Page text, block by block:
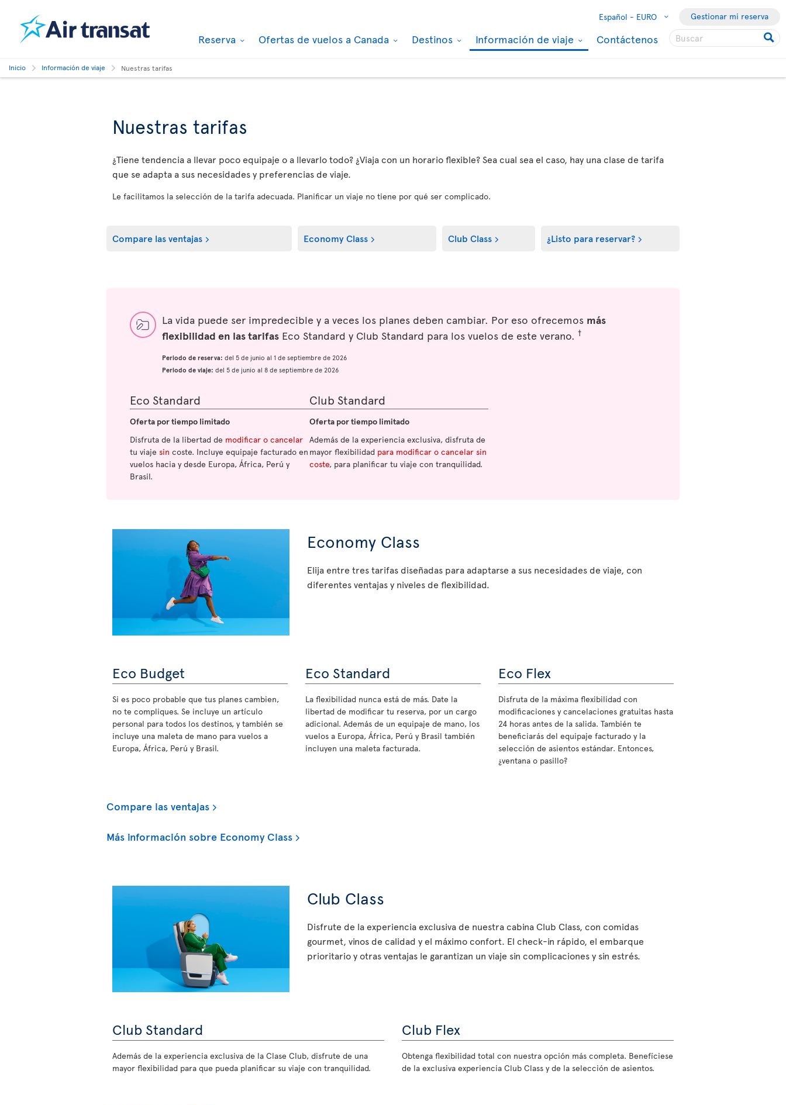
Español - EURO Gestionar mi reserva
Reserva Ofertas de vuelos a Canada Destinos Información de viaje Contáctenos
Inicio Información de viaje Nuestras tarifas
Nuestras tarifas
¿Tiene tendencia a llevar poco equipaje o a llevarlo todo? ¿Viaja con un horario flexible? Sea cual sea el caso, hay una clase de tarifa
que se adapta a sus necesidades y preferencias de viaje.
Le facilitamos la selección de la tarifa adecuada. Planificar un viaje no tiene por qué ser complicado.
Compare las ventajas Economy Class Club Class ¿Listo para reservar?
La vida puede ser impredecible y a veces los planes deben cambiar. Por eso ofrecemos más
flexibilidad en las tarifas Eco Standard y Club Standard para los vuelos de este verano. †
Periodo de reserva: del 5 de junio al 1 de septiembre de 2026
Periodo de viaje: del 5 de junio al 8 de septiembre de 2026
Eco Standard
Oferta por tiempo limitado
Disfruta de la libertad de modificar o cancelar
tu viaje sin coste. Incluye equipaje facturado en
vuelos hacia y desde Europa, África, Perú y
Brasil.
Club Standard
Oferta por tiempo limitado
Además de la experiencia exclusiva, disfruta de
mayor flexibilidad para modificar o cancelar sin
coste, para planificar tu viaje con tranquilidad.
Economy Class
Elija entre tres tarifas diseñadas para adaptarse a sus necesidades de viaje, con
diferentes ventajas y niveles de flexibilidad.
Eco Budget
Si es poco probable que tus planes cambien,
no te compliques. Se incluye un artículo
personal para todos los destinos, y también se
incluye una maleta de mano para vuelos a
Europa, África, Perú y Brasil.
Eco Standard
La flexibilidad nunca está de más. Date la
libertad de modificar tu reserva, por un cargo
adicional. Además de un equipaje de mano, los
vuelos a Europa, África, Perú y Brasil también
incluyen una maleta facturada.
Eco Flex
Disfruta de la máxima flexibilidad con
modificaciones y cancelaciones gratuitas hasta
24 horas antes de la salida. También te
beneficiarás del equipaje facturado y la
selección de asientos estándar. Entonces,
¿ventana o pasillo?
Compare las ventajas
Más información sobre Economy Class
Club Class
Disfrute de la experiencia exclusiva de nuestra cabina Club Class, con comidas
gourmet, vinos de calidad y el máximo confort. El check-in rápido, el embarque
prioritario y otras ventajas le garantizan un viaje sin complicaciones y sin estrés.
Club Standard
Además de la experiencia exclusiva de la Clase Club, disfrute de una
mayor flexibilidad para que pueda planificar su viaje con tranquilidad.
Club Flex
Obtenga flexibilidad total con nuestra opción más completa. Benefíciese
de la exclusiva experiencia Club Class y de la selección de asientos.